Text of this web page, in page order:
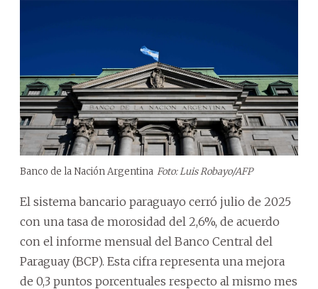
Banco de la Nación Argentina Foto: Luis Robayo/AFP
El sistema bancario paraguayo cerró julio de 2025
con una tasa de morosidad del 2,6%, de acuerdo
con el informe mensual del Banco Central del
Paraguay (BCP). Esta cifra representa una mejora
de 0,3 puntos porcentuales respecto al mismo mes